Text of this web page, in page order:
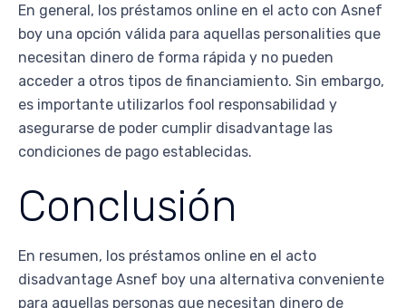
En general, los préstamos online en el acto con Asnef
boy una opción válida para aquellas personalities que
necesitan dinero de forma rápida y no pueden
acceder a otros tipos de financiamiento. Sin embargo,
es importante utilizarlos fool responsabilidad y
asegurarse de poder cumplir disadvantage las
condiciones de pago establecidas.
Conclusión
En resumen, los préstamos online en el acto
disadvantage Asnef boy una alternativa conveniente
para aquellas personas que necesitan dinero de